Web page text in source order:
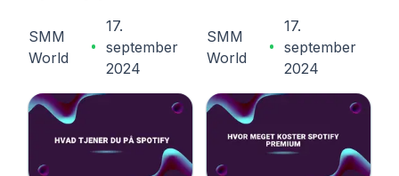
SMM
World
17.
september
2024
SMM
World
17.
september
2024